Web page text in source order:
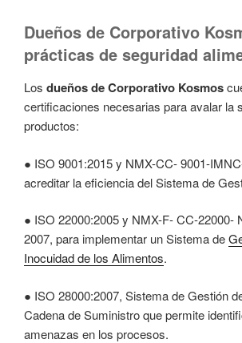
Dueños de Corporativo
prácticas de seguridad
Los dueños de Corporativo Kosmos
certificaciones necesarias para avalar la
productos:
● ISO 9001:2015 y NMX-CC- 9001-
acreditar la eficiencia del Sistema de
● ISO 22000:2005 y NMX-F- CC-22000-
2007, para implementar un Sistema de
Inocuidad de los Alimentos.
● ISO 28000:2007, Sistema de Gestión
Cadena de Suministro que permite
amenazas en los procesos.